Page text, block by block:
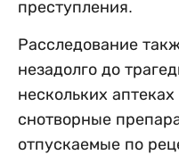
преступления.
Расследование
незадолго до
нескольких
снотворные
отпускаемые по